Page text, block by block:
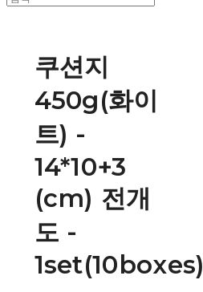
쿠션지
450g(화이
트) -
14*10+3
(cm) 전개
도 -
1set(10boxes)